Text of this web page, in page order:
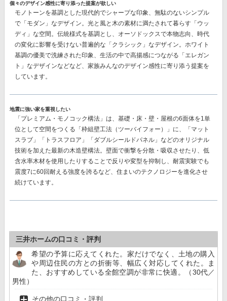
個々のデザイン感性に寄り添った提案が欲しい
モノトーンを基調とした現代的でシャープな印象、無駄のないシンプル
で「モダン」なデザイン。光と風と木の素材に満たされて暮らす「ウッ
ディ」な空間。伝統様式を基調とし、オーソドックスで本物志向、時代
の変化に影響を受けない普遍的な「クラシック」なデザイン。ホワイト
基調の優美で洗練された印象、生活の中で高揚感につながる「エレガン
ト」なデザインなどなど、 家族みんなのデザイン感性に寄り添う提案を
しています。
地震に強い家を重視したい
「プレミアム・モノコック構法」 は、基礎・床・壁・屋根の6面体を1単
位として空間をつくる「枠組壁工法（ツーバイフォー）」に、「マット
スラブ」「トラスフロア」「ダブルシールドパネル」などのオリジナル
技術を加えた最新の木造壁構法。壁面で衝撃を分散・吸収させたり、低
含水率木材を使用したりすることで反りや変型を抑制し、耐震実験でも
震度7に60回耐える強度を誇るなど、住まいのテクノロジーを進化させ
続けています。
三井ホームの口コミ・評判
希望の予算に応えてくれた。家だけでなく、土地の購入
や周辺住民の方との折衝等、幅広く対応してくれた。ま
た、おすすめしている全館空調が非常に快適。（30代／
男性）
その他の口コミ・評判